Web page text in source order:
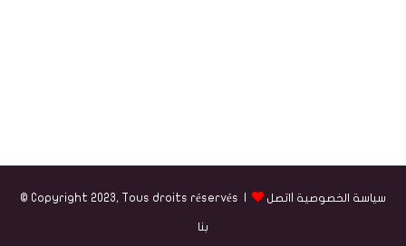
© Copyright 2023, Tous droits réservés | سياسة الخصوصية اتصل
بنا